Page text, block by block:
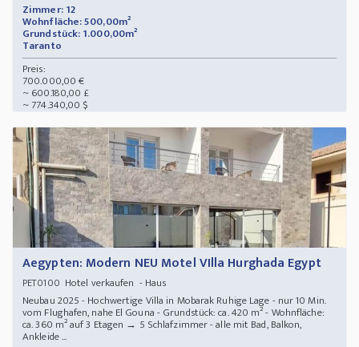
Zimmer: 12
Wohnfläche: 500,00m²
Grundstück: 1.000,00m²
Taranto
Preis:
700.000,00 €
~ 600.180,00 £
~ 774.340,00 $
Aegypten: Modern NEU Motel VIlla Hurghada Egypt
PET0100 Hotel verkaufen - Haus
Neubau 2025 - Hochwertige Villa in Mobarak Ruhige Lage - nur 10 Min.
vom Flughafen, nahe El Gouna - Grundstück: ca. 420 m² - Wohnfläche:
ca. 360 m² auf 3 Etagen → ️5 Schlafzimmer - alle mit Bad, Balkon,
Ankleide ...